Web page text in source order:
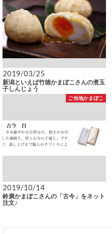
2019/03/25
新潟といえば竹徳かまぼこさんの煮玉
子しんじょう
ご当地かまぼこ
2019/10/14
鈴廣かまぼこさんの「古今」をネット
注文♪